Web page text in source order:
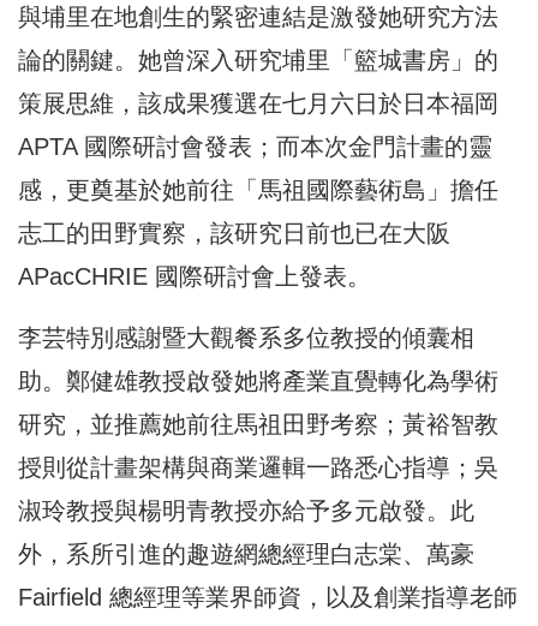
與埔里在地創生的緊密連結是激發她研究方法
論的關鍵。她曾深入研究埔里「籃城書房」的
策展思維，該成果獲選在七月六日於日本福岡
APTA 國際研討會發表；而本次金門計畫的靈
感，更奠基於她前往「馬祖國際藝術島」擔任
志工的田野實察，該研究日前也已在大阪
APacCHRIE 國際研討會上發表。
李芸特別感謝暨大觀餐系多位教授的傾囊相
助。鄭健雄教授啟發她將產業直覺轉化為學術
研究，並推薦她前往馬祖田野考察；黃裕智教
授則從計畫架構與商業邏輯一路悉心指導；吳
淑玲教授與楊明青教授亦給予多元啟發。此
外，系所引進的趣遊網總經理白志棠、萬豪
Fairfield 總經理等業界師資，以及創業指導老師